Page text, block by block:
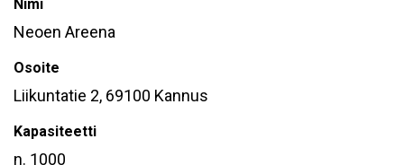
Nimi
Neoen Areena
Osoite
Liikuntatie 2, 69100 Kannus
Kapasiteetti
n. 1000